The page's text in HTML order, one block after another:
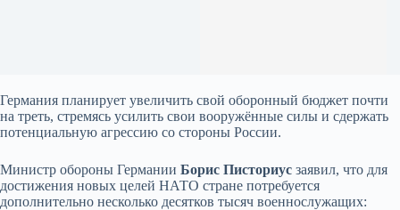
Германия планирует увеличить свой оборонный бюджет почти
на треть, стремясь усилить свои вооружённые силы и сдержать
потенциальную агрессию со стороны России.
Министр обороны Германии Борис Писториус заявил, что для
достижения новых целей НАТО стране потребуется
дополнительно несколько десятков тысяч военнослужащих: